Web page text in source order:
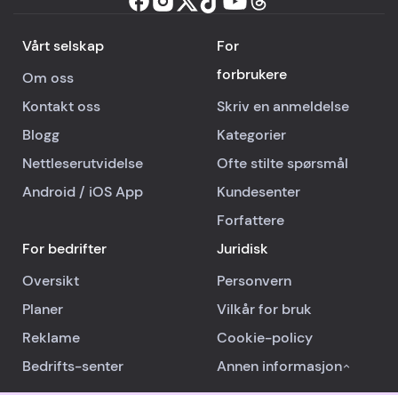
Vårt selskap
Om oss
Kontakt oss
Blogg
Nettleserutvidelse
Android / iOSApp
For
forbrukere
Skriv en anmeldelse
Kategorier
Ofte stilte spørsmål
Kundesenter
Forfattere
For bedrifter
Oversikt
Planer
Reklame
Bedrifts-senter
Juridisk
Personvern
Vilkår for bruk
Cookie-policy
Annen informasjon